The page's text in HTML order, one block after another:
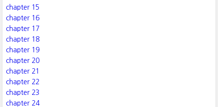
chapter 15
chapter 16
chapter 17
chapter 18
chapter 19
chapter 20
chapter 21
chapter 22
chapter 23
chapter 24